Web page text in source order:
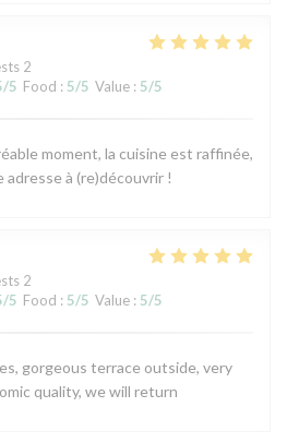
2
/5 Food : 5/5 Value : 5/5
moment, la cuisine est raffinée,
à (re)découvrir !
2
/5 Food : 5/5 Value : 5/5
gorgeous terrace outside, very
quality, we will return